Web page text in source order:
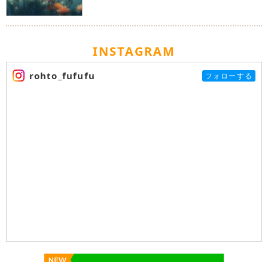
INSTAGRAM
rohto_fufufu フォローする